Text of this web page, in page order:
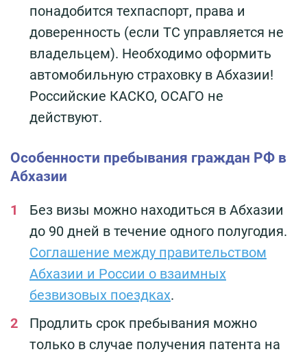
понадобится техпаспорт, права и
доверенность (если ТС управляется не
владельцем). Необходимо оформить
автомобильную страховку в Абхазии!
Российские КАСКО, ОСАГО не
действуют.
Особенности пребывания граждан РФ в
Абхазии
Без визы можно находиться в Абхазии
до 90 дней в течение одного полугодия.
Соглашение между правительством
Абхазии и России о взаимных
безвизовых поездках.
Продлить срок пребывания можно
только в случае получения патента на